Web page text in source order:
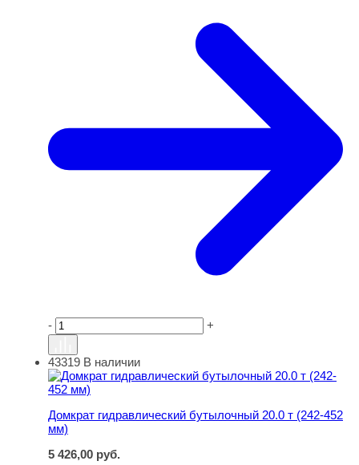
- +
Домкрат гидравлический бутылочный 20.0 т (242-452
43319 В наличии
Домкрат гидравлический бутылочный 20.0 т (242-452
мм)
5 426,00 руб.